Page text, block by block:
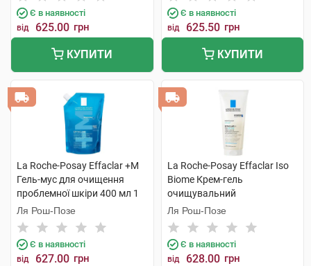
Є в наявності
від 625.00 грн
КУПИТИ
Є в наявності
від 625.50 грн
КУПИТИ
La Roche-Posay Effaclar +М
Гель-мус для очищення
проблемної шкіри 400 мл 1
пакет
Ля Рош-Позе
Є в наявності
від 627.00 грн
La Roche-Posay Effaclar Iso
Biome Крем-гель
очищувальний
заспокійливий для
зневодненої чутливої шкіри
обличчя та тіла 200 мл 1
туба
Ля Рош-Позе
Є в наявності
від 628.00 грн